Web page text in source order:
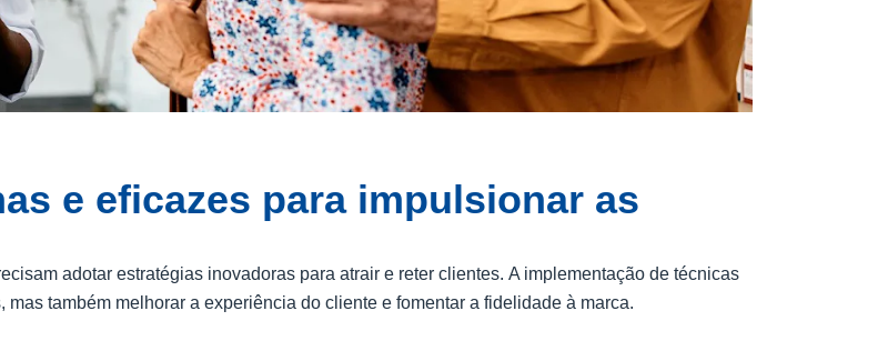
e eficazes para impulsionar as
adotar estratégias inovadoras para atrair e reter clientes. A implementação de técnicas
também melhorar a experiência do cliente e fomentar a fidelidade à marca.